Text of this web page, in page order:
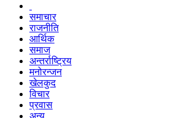
समाचार
राजनीति
आर्थिक
समाज
अन्तर्राष्ट्रिय
मनोरन्जन
खेलकुद
विचार
प्रवास
अन्य